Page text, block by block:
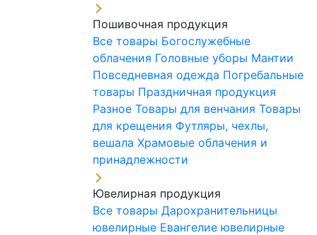
Пошивочная продукция
Все товары Богослужебные
облачения Головные уборы Мантии
Повседневная одежда Погребальные
товары Праздничная продукция
Разное Товары для венчания Товары
для крещения Футляры, чехлы,
вешала Храмовые облачения и
принадлежности
Ювелирная продукция
Все товары Дарохранительницы
ювелирные Евангелие ювелирные